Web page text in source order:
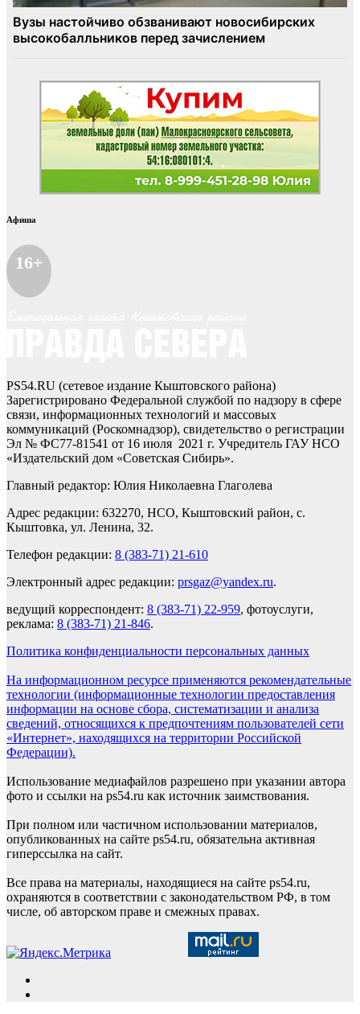
Афиша
16+
PS54.RU (сетевое издание Кыштовского района)
Зарегистрировано Федеральной службой по надзору в сфере
связи, информационных технологий и массовых
коммуникаций (Роскомнадзор), свидетельство о регистрации
Эл № ФС77-81541 от 16 июля 2021 г. Учредитель ГАУ НСО
«Издательский дом «Советская Сибирь».
Главный редактор: Юлия Николаевна Глаголева
Адрес редакции: 632270, НСО, Кыштовский район, с.
Кыштовка, ул. Ленина, 32.
Телефон редакции: 8 (383-71) 21-610
Электронный адрес редакции: prsgaz@yandex.ru.
ведущий корреспондент: 8 (383-71) 22-959, фотоуслуги,
реклама: 8 (383-71) 21-846.
Политика конфиденциальности персональных данных
На информационном ресурсе применяются рекомендательные
технологии (информационные технологии предоставления
информации на основе сбора, систематизации и анализа
сведений, относящихся к предпочтениям пользователей сети
«Интернет», находящихся на территории Российской
Федерации).
Использование медиафайлов разрешено при указании автора
фото и ссылки на ps54.ru как источник заимствования.
При полном или частичном использовании материалов,
опубликованных на сайте ps54.ru, обязательна активная
гиперссылка на сайт.
Все права на материалы, находящиеся на сайте ps54.ru,
охраняются в соответствии с законодательством РФ, в том
числе, об авторском праве и смежных правах.